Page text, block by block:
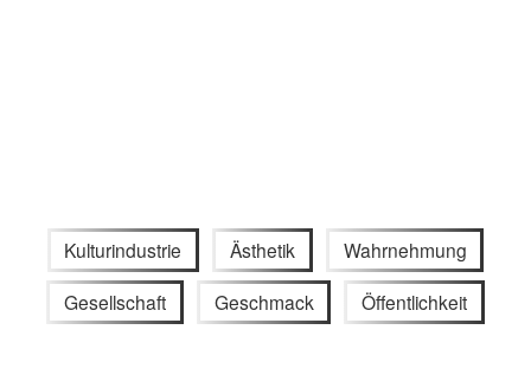
Kulturindustrie Ästhetik Wahrnehmung
Gesellschaft Geschmack Öffentlichkeit